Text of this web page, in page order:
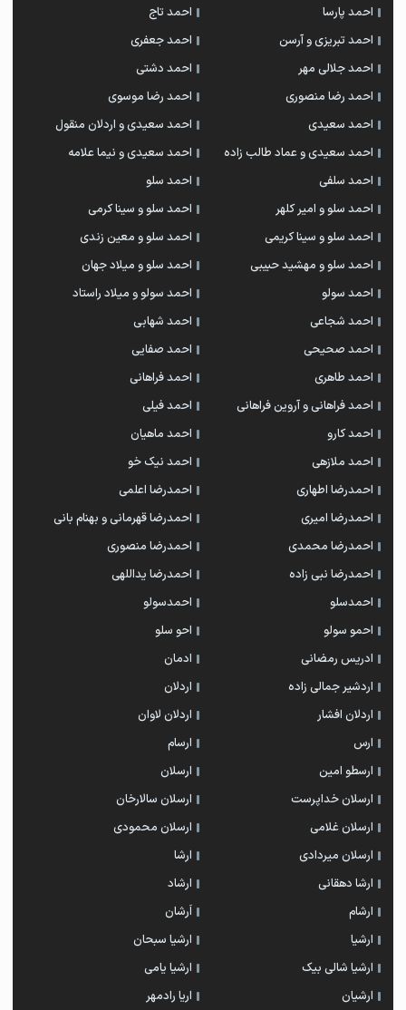
احمد پارسا
احمد تاج
احمد تبریزی و آرسن
احمد جعفری
احمد جلالی مهر
احمد دشتی
احمد رضا منصوری
احمد رضا موسوی
احمد سعیدی
احمد سعیدی و اردلان منقول
احمد سعیدی و عماد طالب زاده
احمد سعیدی و نیما علامه
احمد سلفی
احمد سلو
احمد سلو و امیر کلهر
احمد سلو و سینا کرمی
احمد سلو و سینا کریمی
احمد سلو و معین زندی
احمد سلو و مهشید حبیبی
احمد سلو و میلاد جهان
احمد سولو
احمد سولو و میلاد راستاد
احمد شجاعی
احمد شهابی
احمد صحیحی
احمد صفایی
احمد طاهری
احمد فراهانی
احمد فراهانی و آروین فراهانی
احمد فیلی
احمد کارو
احمد ماهیان
احمد ملازهی
احمد نیک خو
احمدرضا اطهاری
احمدرضا اعلمی
احمدرضا امیری
احمدرضا قهرمانی و بهنام بانی
احمدرضا محمدی
احمدرضا منصوری
احمدرضا نبی زاده
احمدرضا یداللهی
احمدسلو
احمدسولو
احمو سولو
احو سلو
ادریس رمضانی
ادمان
اردشیر جمالی زاده
اردلان
اردلان افشار
اردلان لاوان
ارس
ارسام
ارسطو امین
ارسلان
ارسلان خداپرست
ارسلان سالارخان
ارسلان غلامی
ارسلان محمودی
ارسلان میردادی
ارشا
ارشا دهقانی
ارشاد
ارشام
اَرشان
ارشیا
ارشیا سبحان
ارشیا شالی بیک
ارشیا یامی
ارشیان
اریا رادمهر